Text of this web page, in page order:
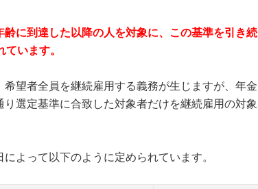
に到達した以降の人を対象に、この基準を引き続
います。
望者全員を継続雇用する義務が生じますが、年金
選定基準に合致した対象者だけを継続雇用の対象
よって以下のように定められています。